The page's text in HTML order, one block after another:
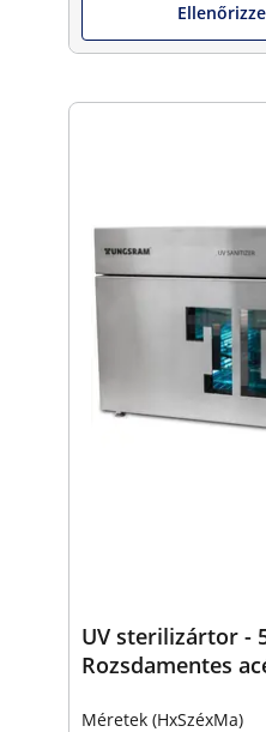
UV sterilizártor -
Rozsdamentes
Méretek (HxSzéxMa)